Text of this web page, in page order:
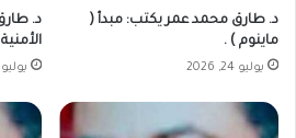
د. طارق محمد عمر يكتب: مبدأ (
ماينوم ) .
يوليو 24, 2026
د.
الأمنية
يوليو 23, 2026